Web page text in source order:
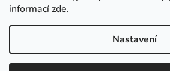
informacízde.
Nastavení